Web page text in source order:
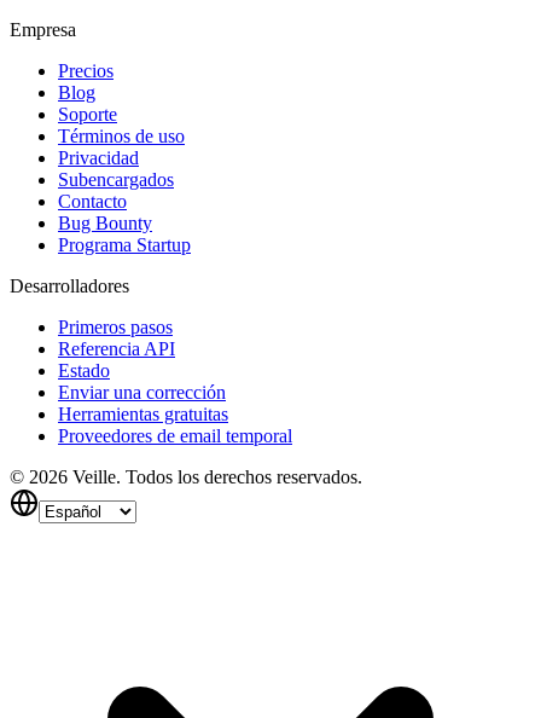
Empresa
Precios
Blog
Soporte
Términos de uso
Privacidad
Subencargados
Contacto
Bug Bounty
Programa Startup
Desarrolladores
Primeros pasos
Referencia API
Estado
Enviar una corrección
Herramientas gratuitas
Proveedores de email temporal
© 2026 Veille. Todos los derechos reservados.